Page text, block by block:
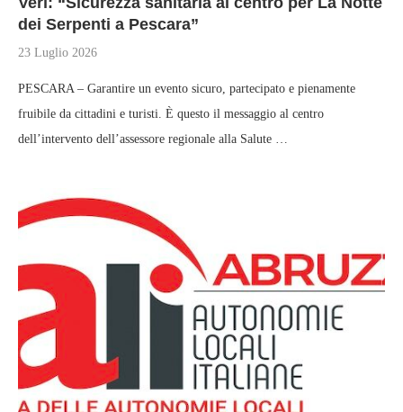
dei Serpenti a Pescara”
23 Luglio 2026
PESCARA – Garantire un evento sicuro, partecipato e pienamente
fruibile da cittadini e turisti. È questo il messaggio al centro
dell’intervento dell’assessore regionale alla Salute …